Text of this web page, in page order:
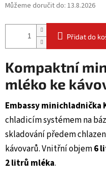
Můžeme doručit do: 13.8.2026
Přidat do
Kompaktní
mléko ke
Embassy minichladnička
chladicím systémem na
skladování předem
kávovarů. Vnitřní objem6
2 litrů mléka.